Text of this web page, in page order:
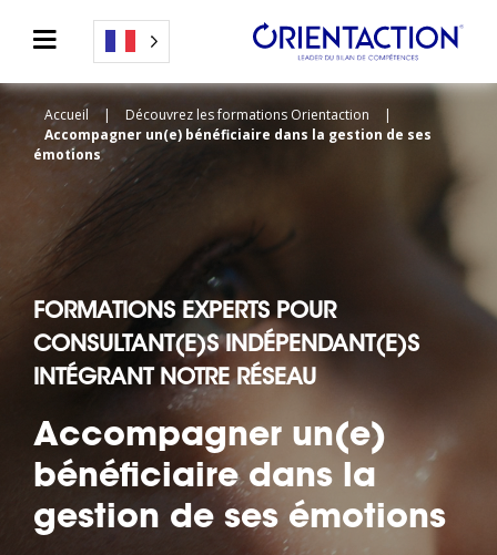
Accueil | Découvrez les formations Orientaction
|
Accompagner un(e) bénéficiaire dans la gestion de ses
émotions
FORMATIONS EXPERTS POUR
CONSULTANT(E)S INDÉPENDANT(E)S
INTÉGRANT NOTRE RÉSEAU
Accompagner un(e)
bénéficiaire dans la
gestion de ses émotions